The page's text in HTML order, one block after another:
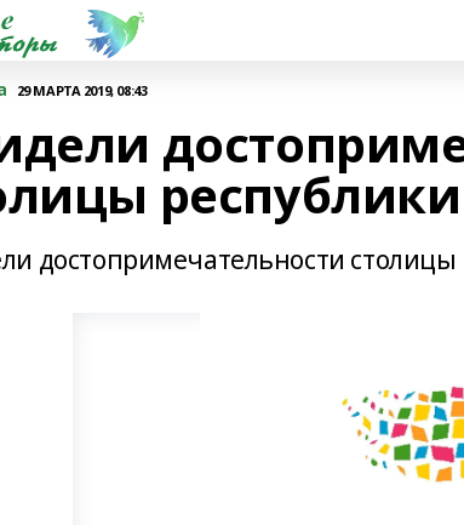
29 МАРТА 2019, 08:43
республики
достопримечательности столицы